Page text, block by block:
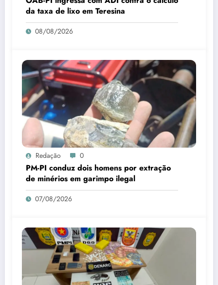
da taxa de lixo em Teresina
08/08/2026
Redação 0
PM-PI conduz dois homens por extração
de minérios em garimpo ilegal
07/08/2026